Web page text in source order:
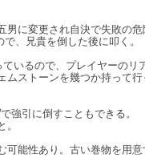
男に変更され自決で失敗の危
、兄貴を倒した後に叩く。
いるので、プレイヤーのリ
ストーンを幾つか持って
強引に倒すこともできる。
能性あり。古い巻物を用